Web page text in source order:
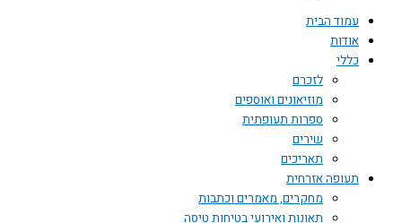
עמוד הבית
אודות
כללי
לזכרם
מוזיאונים ואוספים
ספרות תעופתית
שירים
תאריכים
תעופה אזרחית
מחקרים, מאמרים וכתבות
תאונות ואירועי בטיחות טיסה